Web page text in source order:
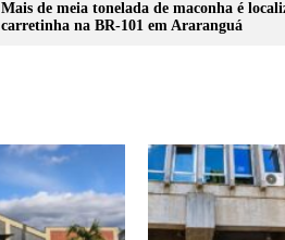
Mais de meia tonelada de maconha é
carretinha na BR-101 em Araranguá